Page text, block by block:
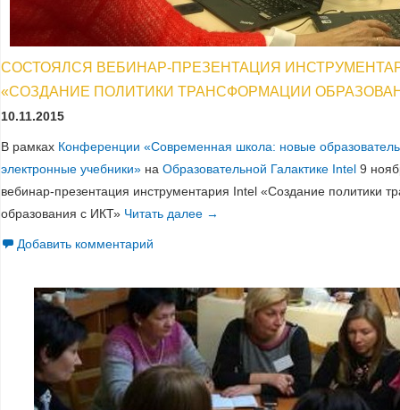
СОСТОЯЛСЯ ВЕБИНАР-ПРЕЗЕНТАЦИЯ
«СОЗДАНИЕ ПОЛИТИКИ ТРАНСФОРМАЦИИ
10.11.2015
В рамках Конференции «Современная школа: новые
электронные учебники» на Образовательной Галактике Intel 9
вебинар-презентация инструментария Intel «Создание политики
образования с ИКТ» Читать далее Состоялся вебинар-
→
Добавить комментарий